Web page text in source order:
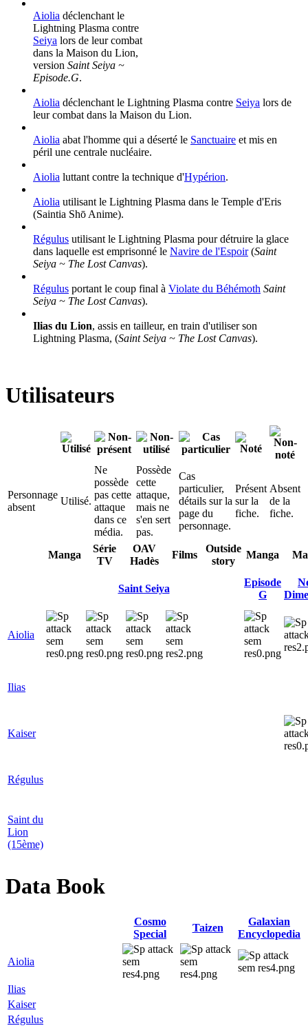
Aiolia déclenchant le
Lightning Plasma contre
Seiya lors de leur combat
dans la Maison du Lion,
version Saint Seiya ~
Episode.G.
Aiolia déclenchant le Lightning Plasma contre Seiya lors de
leur combat dans la Maison du Lion.
Aiolia abat l'homme qui a déserté le Sanctuaire et mis en
péril une centrale nucléaire.
Aiolia luttant contre la technique d'Hypérion.
Aiolia utilisant le Lightning Plasma dans le Temple d'Eris
(Saintia Shō Anime).
Régulus utilisant le Lightning Plasma pour détruire la glace
dans laquelle est emprisonné le Navire de l'Espoir(Saint
Seiya ~ The Lost Canvas).
Régulus portant le coup final à Violate du Béhémoth Saint
Seiya ~ The Lost Canvas).
Ilias du Lion, assis en tailleur, en train d'utiliser son
Lightning Plasma, (Saint Seiya ~ The Lost Canvas).
Utilisateurs
Personnage
absent
Utilisé.
Ne
possède
pas cette
attaque
dans ce
média.
Possède
cette
attaque,
mais ne
s'en sert
pas.
Cas
particulier,
détails sur la
page du
personnage.
Présent
sur la
fiche.
Absent
de la
fiche.
Manga
Série
TV
OAV
Hadès
Films
Outside
story
Manga
Saint Seiya
Episode
G
Aiolia
Ilias
Kaiser
Régulus
Saint du
Lion
(15ème)
Data Book
Cosmo
Special
Taizen
Galaxian
Encyclopedia
Aiolia
Ilias
Kaiser
Régulus